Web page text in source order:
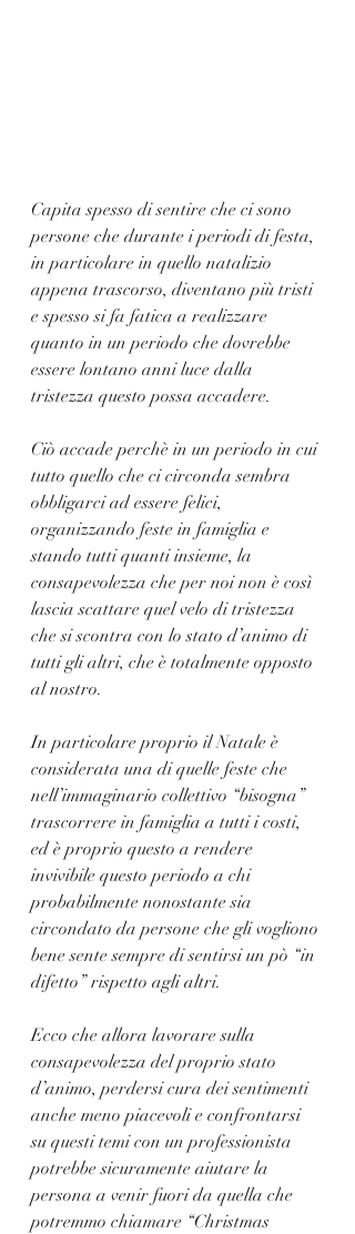
Capita spesso di sentire che ci sono
persone che durante i periodi di festa,
in particolare in quello natalizio
appena trascorso, diventano più tristi
e spesso si fa fatica a realizzare
quanto in un periodo che dovrebbe
essere lontano anni luce dalla
tristezza questo possa accadere.
Ciò accade perchè in un periodo in cui
tutto quello che ci circonda sembra
obbligarci ad essere felici,
organizzando feste in famiglia e
stando tutti quanti insieme, la
consapevolezza che per noi non è così
lascia scattare quel velo di tristezza
che si scontra con lo stato d’animo di
tutti gli altri, che è totalmente opposto
al nostro.
In particolare proprio il Natale è
considerata una di quelle feste che
nell’immaginario collettivo “bisogna”
trascorrere in famiglia a tutti i costi,
ed è proprio questo a rendere
invivibile questo periodo a chi
probabilmente nonostante sia
circondato da persone che gli vogliono
bene sente sempre di sentirsi un pò “in
difetto” rispetto agli altri.
Ecco che allora lavorare sulla
consapevolezza del proprio stato
d’animo, perdersi cura dei sentimenti
anche meno piacevoli e confrontarsi
su questi temi con un professionista
potrebbe sicuramente aiutare la
persona a venir fuori da quella che
potremmo chiamare “Christmas